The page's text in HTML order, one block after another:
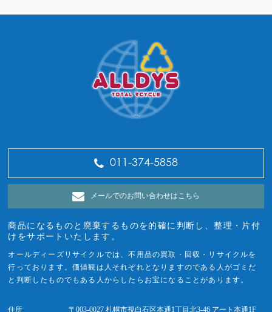
011-374-5858
メールでのお問い合わせはこちら
商品になるものと廃棄するものを的確に判断し、整理・片付
けをサポートいたします。
オールディーズリサイクルでは、不用品の買取・回収・リサイクルを
行っております。価値観は人それぞれとなりますのである人がゴミだ
と判断したものでもある人からしたらお宝になることがあります。
住所 〒003-0027 札幌市視白石区本通1丁目北3-46 アート本通1F